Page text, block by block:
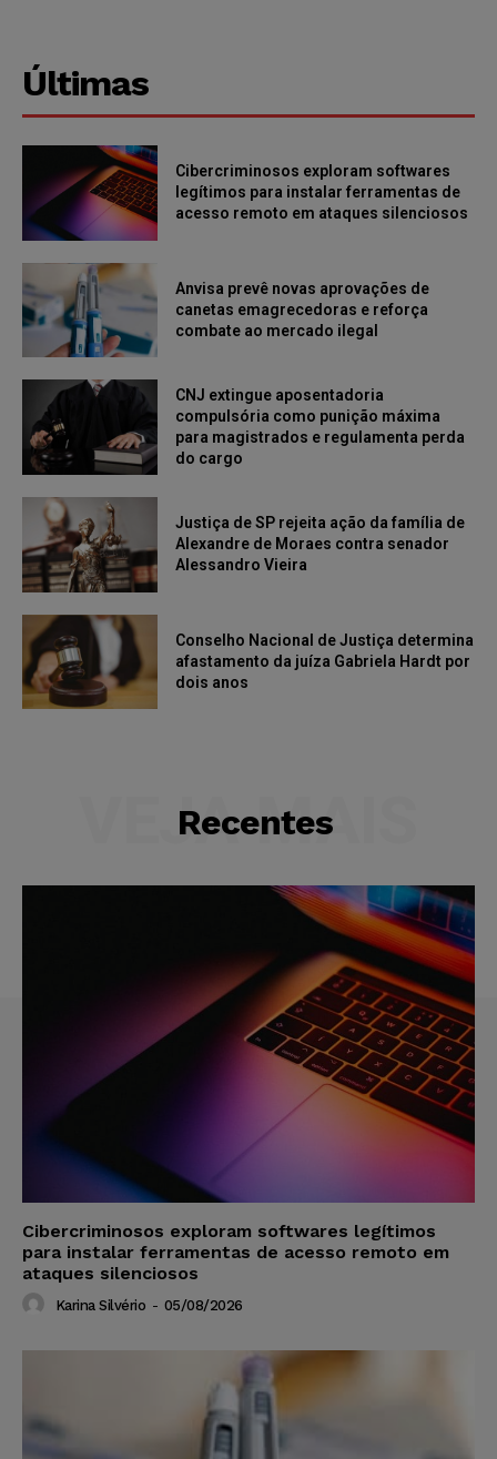
Últimas
Cibercriminosos exploram softwares
legítimos para instalar ferramentas de
acesso remoto em ataques silenciosos
Anvisa prevê novas aprovações de
canetas emagrecedoras e reforça
combate ao mercado ilegal
CNJ extingue aposentadoria
compulsória como punição máxima
para magistrados e regulamenta perda
do cargo
Justiça de SP rejeita ação da família de
Alexandre de Moraes contra senador
Alessandro Vieira
Conselho Nacional de Justiça determina
afastamento da juíza Gabriela Hardt por
dois anos
Recentes
VEJA MAIS
Cibercriminosos exploram softwares legítimos
para instalar ferramentas de acesso remoto em
ataques silenciosos
Karina Silvério - 05/08/2026